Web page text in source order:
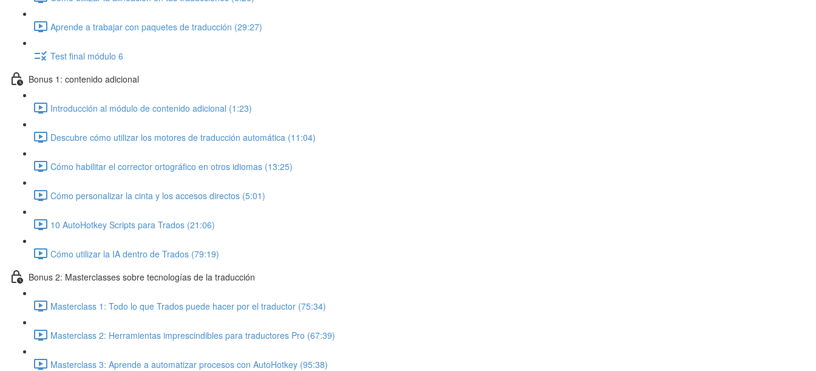
Aprende a trabajar con paquetes de traducción (29:27)
Test final módulo 6
Bonus 1: contenido adicional
Introducción al módulo de contenido adicional (1:23)
Descubre cómo utilizar los motores de traducción automática (11:04)
Cómo habilitar el corrector ortográfico en otros idiomas (13:25)
Cómo personalizar la cinta y los accesos directos (5:01)
10 AutoHotkey Scripts para Trados (21:06)
Cómo utilizar la IA dentro de Trados (79:19)
Bonus 2: Masterclasses sobre tecnologías de la traducción
Masterclass 1: Todo lo que Trados puede hacer por el traductor (75:34)
Masterclass 2: Herramientas imprescindibles para traductores Pro (67:39)
Masterclass 3: Aprende a automatizar procesos con AutoHotkey (95:38)